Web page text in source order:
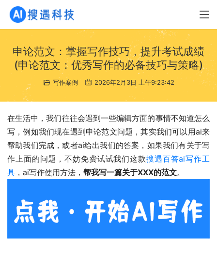
申论范文：掌握写作技巧，提升考试成绩
(申论范文：优秀写作的必备技巧与策略)
写作案例 2026年2月3日 上午9:23:42
在生活中，我们往往会遇到一些编辑方面的事情不知道怎么
写，例如我们现在遇到申论范文问题，其实我们可以用ai来
帮助我们完成，或者ai给出我们的答案，如果我们有关于写
作上面的问题，不妨免费试试我们这款搜遇百答ai写作工
具 ，ai写作使用方法， 帮我写一篇关于XXX的范文。